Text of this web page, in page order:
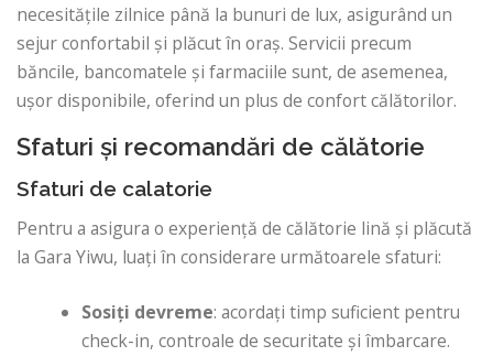
necesitățile zilnice până la bunuri de lux, asigurând un
sejur confortabil și plăcut în oraș. Servicii precum
băncile, bancomatele și farmaciile sunt, de asemenea,
ușor disponibile, oferind un plus de confort călătorilor.
Sfaturi și recomandări de călătorie
Sfaturi de calatorie
Pentru a asigura o experiență de călătorie lină și plăcută
la Gara Yiwu, luați în considerare următoarele sfaturi:
Sosiți devreme: acordați timp suficient pentru
check-in, controale de securitate și îmbarcare.